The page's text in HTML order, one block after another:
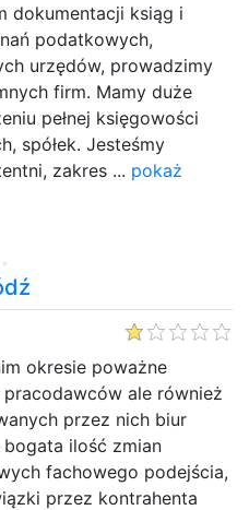
dokumentacji ksiąg i
podatkowych,
urzędów, prowadzimy
firm. Mamy duże
pełnej księgowości
spółek. Jesteśmy
zakres ... pokaż
okresie poważne
ale również
przez nich biur
ilość zmian
fachowego podejścia,
przez kontrahenta